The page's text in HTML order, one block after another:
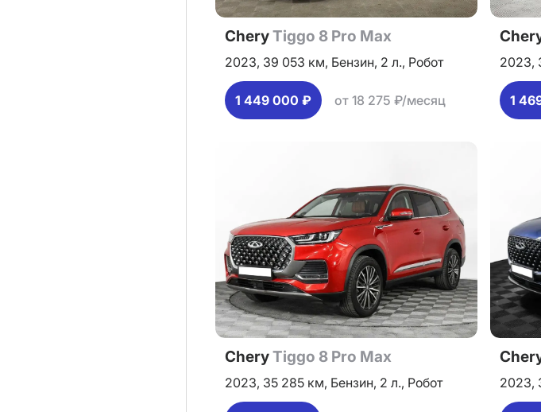
CheryTiggo 8 Pro Max
2023, 39 053 км, Бензин, 2 л., Робот
1 449 000 ₽ от 18 275 ₽/месяц
2023,
1
CheryTiggo 8 Pro Max
2023, 35 285 км, Бензин, 2 л., Робот 2023,